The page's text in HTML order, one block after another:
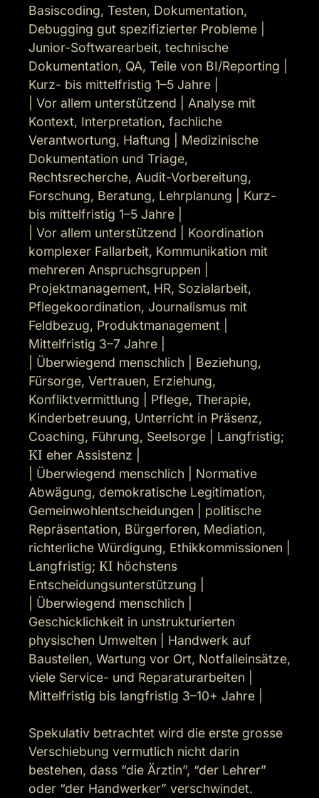
Basiscoding, Testen, Dokumentation,
Debugging gut spezifizierter Probleme |
Junior-Softwarearbeit, technische
Dokumentation, QA, Teile von BI/Reporting |
Kurz- bis mittelfristig 1–5 Jahre |
| Vor allem unterstützend | Analyse mit
Kontext, Interpretation, fachliche
Verantwortung, Haftung | Medizinische
Dokumentation und Triage,
Rechtsrecherche, Audit-Vorbereitung,
Forschung, Beratung, Lehrplanung | Kurz-
bis mittelfristig 1–5 Jahre |
| Vor allem unterstützend | Koordination
komplexer Fallarbeit, Kommunikation mit
mehreren Anspruchsgruppen |
Projektmanagement, HR, Sozialarbeit,
Pflegekoordination, Journalismus mit
Feldbezug, Produktmanagement |
Mittelfristig 3–7 Jahre |
| Überwiegend menschlich | Beziehung,
Fürsorge, Vertrauen, Erziehung,
Konfliktvermittlung | Pflege, Therapie,
Kinderbetreuung, Unterricht in Präsenz,
KI eher Assistenz |
| Überwiegend menschlich | Normative
Abwägung, demokratische Legitimation,
Gemeinwohlentscheidungen | politische
Repräsentation, Bürgerforen, Mediation,
richterliche Würdigung, Ethikkommissionen |
Langfristig; KI höchstens
Entscheidungsunterstützung |
| Überwiegend menschlich |
Geschicklichkeit in unstrukturierten
physischen Umwelten | Handwerk auf
Baustellen, Wartung vor Ort, Notfalleinsätze,
viele Service- und Reparaturarbeiten |
Mittelfristig bis langfristig 3–10+ Jahre |
Spekulativ betrachtet wird die erste grosse
Verschiebung vermutlich nicht darin
bestehen, dass “die Ärztin”, “der Lehrer”
oder “der Handwerker” verschwindet.